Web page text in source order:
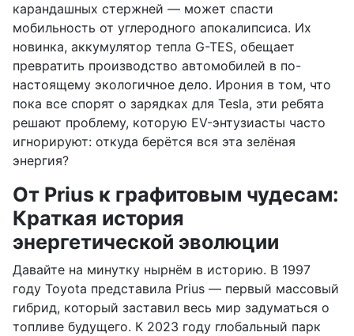
карандашных стержней — может спасти
мобильность от углеродного апокалипсиса. Их
новинка, аккумулятор тепла G-TES, обещает
превратить производство автомобилей в по-
настоящему экологичное дело. Ирония в том, что
пока все спорят о зарядках для Tesla, эти ребята
решают проблему, которую EV-энтузиасты часто
игнорируют: откуда берётся вся эта зелёная
энергия?
От Prius к графитовым чудесам:
Краткая история
энергетической эволюции
Давайте на минутку нырнём в историю. В 1997
году Toyota представила Prius — первый массовый
гибрид, который заставил весь мир задуматься о
топливе будущего. К 2023 году глобальный парк